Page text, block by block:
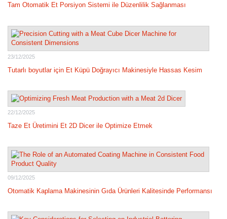
Tam Otomatik Et Porsiyon Sistemi ile Düzenlilik Sağlanması
23/12/2025
Tutarlı boyutlar için Et Küpü Doğrayıcı Makinesiyle Hassas Kesim
22/12/2025
Taze Et Üretimini Et 2D Dicer ile Optimize Etmek
09/12/2025
Otomatik Kaplama Makinesinin Gıda Ürünleri Kalitesinde Performansı